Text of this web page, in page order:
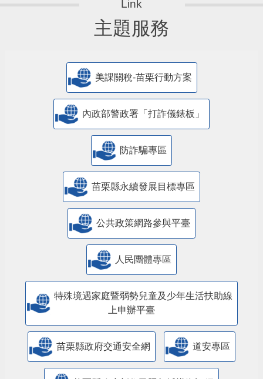
主題服務
美課關稅-苗栗行動方案
內政部警政署「打詐儀錶板」
防詐騙專區
苗栗縣永續發展目標專區
公共政策網路參與平臺
人民團體專區
特殊境遇家庭暨弱勢兒童及少年生活扶助線
上申辦平臺
苗栗縣政府交通安全網 道安專區